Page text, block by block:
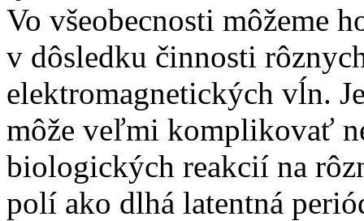
Vo všeobecnosti môžeme
v dôsledku činnosti
elektromagnetických vĺn.
môže veľmi komplikovať
biologických reakcií na
polí ako dlhá latentná